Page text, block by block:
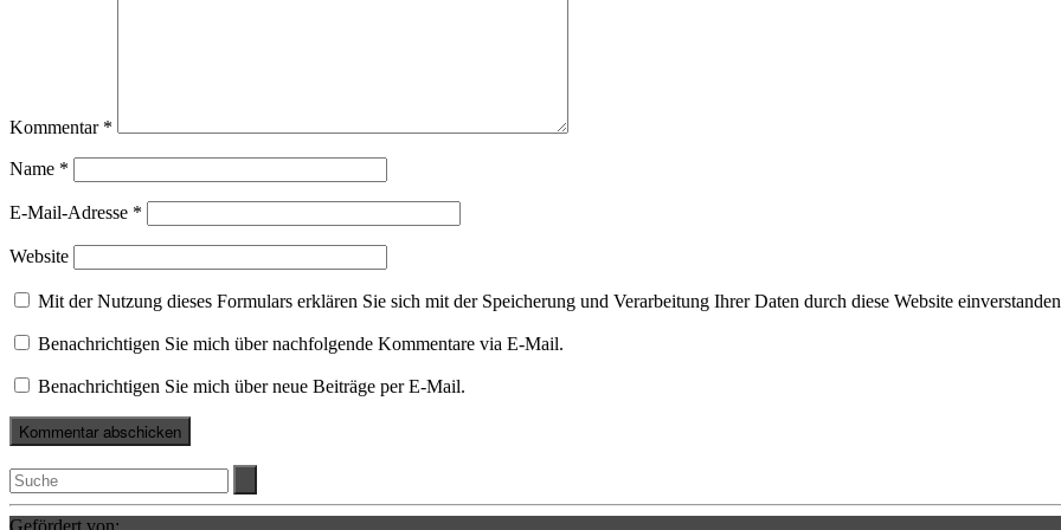
Kommentar *
Name *
E-Mail-Adresse *
Website
Mit der Nutzung dieses Formulars erklären Sie sich mit der Speicherung und Verarbeitung Ihrer Daten durch diese Website
Benachrichtigen Sie mich über nachfolgende Kommentare via E-Mail.
Benachrichtigen Sie mich über neue Beiträge per E-Mail.